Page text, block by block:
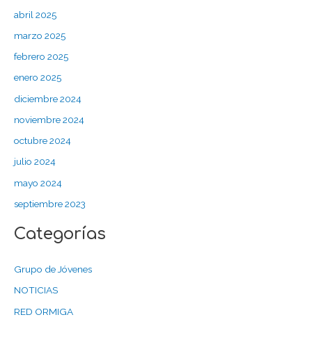
abril 2025
marzo 2025
febrero 2025
enero 2025
diciembre 2024
noviembre 2024
octubre 2024
julio 2024
mayo 2024
septiembre 2023
Categorías
Grupo de Jóvenes
NOTICIAS
RED ORMIGA